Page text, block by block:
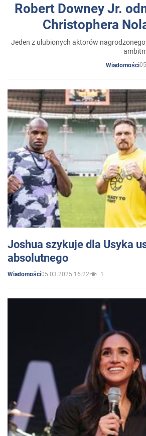
Robert Downey Jr.
Christophera
Jeden z ulubionych aktorów
Wiadomości
Joshua szykuje dla Usyka
absolutnego
Wiadomości05.03.2025 16:22 1